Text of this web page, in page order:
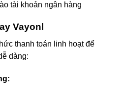
tài khoản ngân hàng
Vayonl
thanh toán linh hoạt để
dàng: